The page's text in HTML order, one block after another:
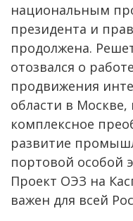
национальным
президента и
продолжена.
отозвался о
продвижения
области в Москве,
комплексное
развитие
портовой особой
Проект ОЭЗ на
важен для всей